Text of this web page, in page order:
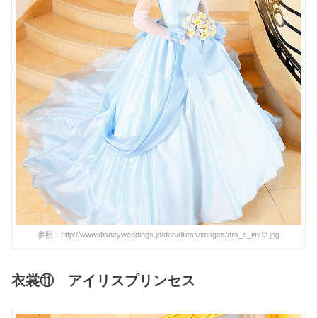
参照：http://www.disneyweddings.jp/dah/dress/images/drs_c_im02.jpg
衣裳⑪ アイリスプリンセス